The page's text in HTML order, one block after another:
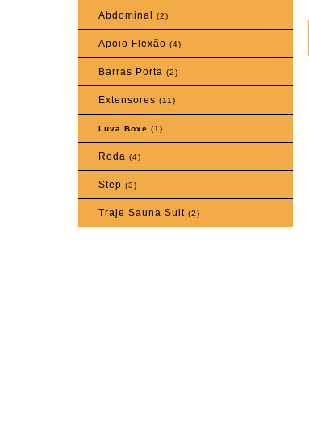
Abdominal (2)
Apoio Flexão (4)
Barras Porta (2)
Extensores (11)
Luva Boxe (1)
Roda (4)
Step (3)
Traje Sauna Suit (2)